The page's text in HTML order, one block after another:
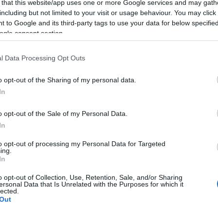
that this website/app uses one or more Google services and may
but not limited to your visit or usage behaviour. You may
to Google and its third-party tags to use your data for below
consent section.
Data Processing Opt Outs
opt-out of the Sharing of my personal data.
opt-out of the Sale of my Personal Data.
opt-out of processing my Personal Data for Targeted
opt-out of Collection, Use, Retention, Sale, and/or Sharing
Data that Is Unrelated with the Purposes for which it
con ilComunee con l’agenzia
“Notte Sarda” e la sagra di “Li Chjusoni”,
di Arzachena.
del mercatino dell’Artigianato
isolano. Alle ore 19 da via Salvatore
il carro a buoi, i tamburini e i trombettieri
e Issohadores di Mamoiada”,
attraversando Piazza Risorgimento con
e rientro in Piazza Risorgimento. Oltre
folk “Giovanni Maria Angioy” di
il